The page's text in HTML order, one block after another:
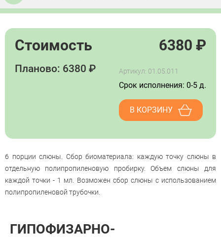
Стоимость 6380 ₽
Планово: 6380 ₽ Артикул: 01.05.011
Срок исполнения: 0-5 д.
В КОРЗИНУ
6 порции слюны. Сбор биоматериала: каждую точку слюны в
отдельную полипропиленовую пробирку. Объем слюны для
каждой точки - 1 мл. Возможен сбор слюны с использованием
полипропиленовой трубочки.
ГИПОФИЗАРНО-